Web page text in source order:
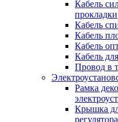
Кабель
прокладки
Кабель
Кабель
Кабель
Кабель
Провод в
Рамка
Крышка